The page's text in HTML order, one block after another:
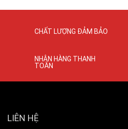
CHẤT LƯỢNG ĐẢM BẢO
NHẬN HÀNG THANH
TOÁN
LIÊN HỆ